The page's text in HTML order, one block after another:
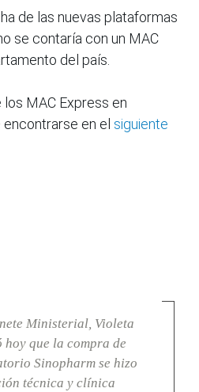
de las nuevas plataformas
se contaría con un MAC
del país.
MAC Express en
en el siguiente
Ministerial, Violeta
hoy que la compra de
Sinopharm se hizo
técnica y clínica